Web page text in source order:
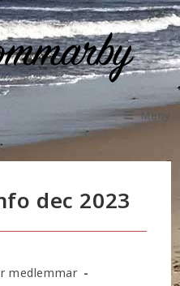
Meny
dec 2023
medlemmar